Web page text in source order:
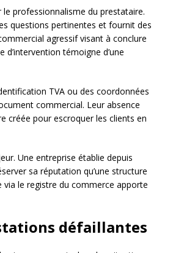
professionnalisme du prestataire.
questions pertinentes et fournit des
agressif visant à conclure
témoigne d’une
TVA ou des coordonnées
commercial. Leur absence
créée pour escroquer les clients en
Une entreprise établie depuis
sa réputation qu’une structure
via le registre du commerce apporte
défaillantes